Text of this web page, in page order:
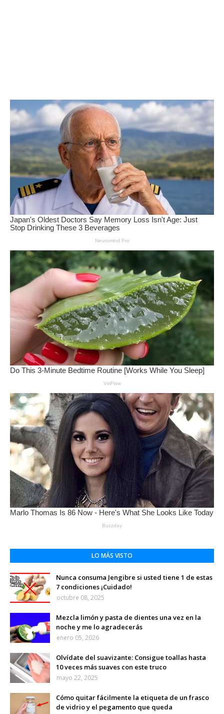
LO MÁS VISTO
Nunca consuma Jengibre si usted tiene 1 de estas
7 condiciones ¡Cuidado!
octubre 08, 2025
Mezcla limón y pasta de dientes una vez en la
noche y me lo agradecerás
enero 05, 2026
Olvídate del suavizante: Consigue toallas hasta
10 veces más suaves con este truco
mayo 22, 2025
Cómo quitar fácilmente la etiqueta de un frasco
de vidrio y el pegamento que queda